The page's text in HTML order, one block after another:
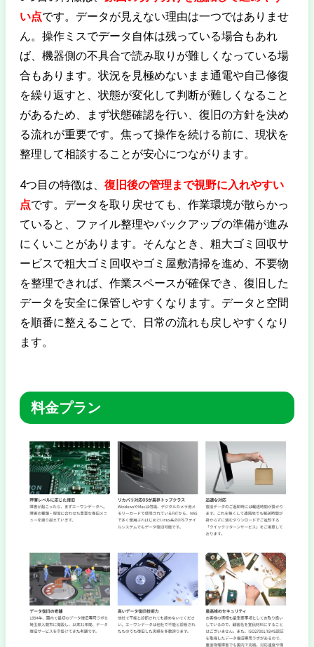
い点です。データが見えない理由は一つではありませ
ん。操作ミスでデータ自体は残っている場合もあれ
ば、機器側の不具合で読み取りが難しくなっている場
合もあります。状況を見極めないまま通電や自己修復
を繰り返すと、状態が変化して判断が難しくなること
があるため、まず状態確認を行い、復旧の方針を決め
る流れが重要です。焦って操作を続ける前に、現状を
整理して相談することが安心につながります。
4つ目の特徴は、 復旧後の管理まで視野に入れやすい
点です。データを取り戻せても、作業環境が散らかっ
ていると、ファイル整理やバックアップの準備が進み
にくいことがあります。そんなとき、粗大ゴミ回収サ
ービスで粗大ゴミ回収やゴミ屋敷清掃を進め、不要物
を整理できれば、作業スペースが確保でき、復旧した
データを安全に保管しやすくなります。データと空間
を順番に整えることで、日常の流れも戻しやすくなり
ます。
料金プラン